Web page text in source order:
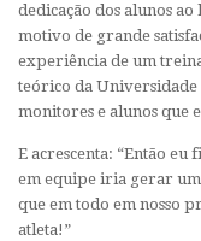
dedicação dos alunos ao
motivo de grande
experiência de um
teórico da
monitores e alunos que
E acrescenta: “Então eu
em equipe iria gerar um
que em todo em nosso
atleta!”